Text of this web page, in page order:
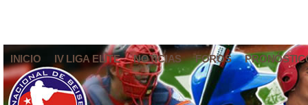
INICIO IV LIGA ELITE NOTICIAS FOROS